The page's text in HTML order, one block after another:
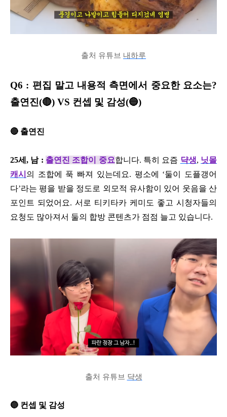
출처 유튜브 내하루
Q6 : 편집 말고 내용적 측면에서 중요한 요소는?
출연진(🔴) VS 컨셉 및 감성(🔵)
🔴 출연진
25세, 남 : 출연진 조합이 중요합니다. 특히 요즘 댝생, 닛몰
캐시 의 조합에 푹 빠져 있는데요. 평소에 ‘둘이 도플갱어
다’라는 평을 받을 정도로 외모적 유사함이 있어 웃음을 산
포인트 되었어요. 서로 티키타카 케미도 좋고 시청자들의
요청도 많아져서 둘의 합방 콘텐츠가 점점 늘고 있습니다.
출처 유튜브 댝생
🔵 컨셉 및 감성